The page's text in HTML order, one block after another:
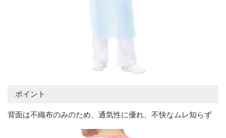
ポイント
背面は不織布のみのため、通気性に優れ、不快なムレ知らず